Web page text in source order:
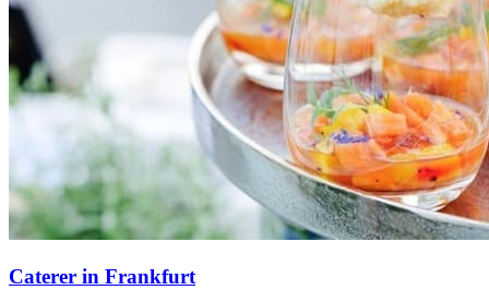
Caterer in Frankfurt